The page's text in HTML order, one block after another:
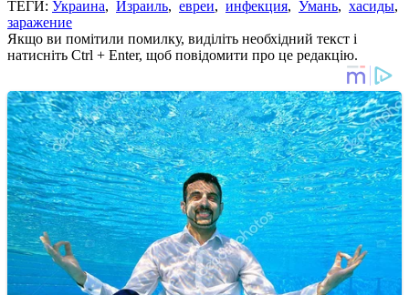
ТЕГИ: Украина, Израиль, евреи, инфекция, Умань, хасиды,
заражение
Якщо ви помітили помилку, виділіть необхідний текст і
натисніть Ctrl + Enter, щоб повідомити про це редакцію.